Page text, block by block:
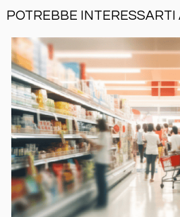
POTREBBE INTERESSARTI